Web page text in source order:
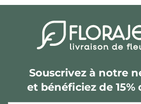
Souscrivez à notre
et bénéficiez de 15%